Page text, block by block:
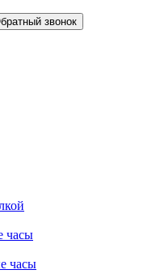
звонок
часы
часы